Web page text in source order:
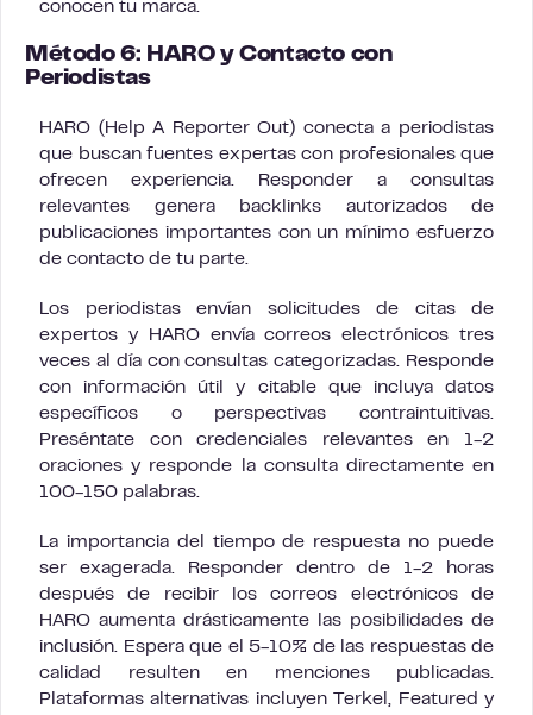
conocen tu marca.
Método 6: HARO y Contacto con
Periodistas
HARO (Help A Reporter Out) conecta a periodistas
que buscan fuentes expertas con profesionales que
ofrecen experiencia. Responder a consultas
relevantes genera backlinks autorizados de
publicaciones importantes con un mínimo esfuerzo
de contacto de tu parte.
Los periodistas envían solicitudes de citas de
expertos y HARO envía correos electrónicos tres
veces al día con consultas categorizadas. Responde
con información útil y citable que incluya datos
específicos o perspectivas contraintuitivas.
Preséntate con credenciales relevantes en 1-2
oraciones y responde la consulta directamente en
100-150 palabras.
La importancia del tiempo de respuesta no puede
ser exagerada. Responder dentro de 1-2 horas
después de recibir los correos electrónicos de
HARO aumenta drásticamente las posibilidades de
inclusión. Espera que el 5-10% de las respuestas de
calidad resulten en menciones publicadas.
Plataformas alternativas incluyen Terkel, Featured y